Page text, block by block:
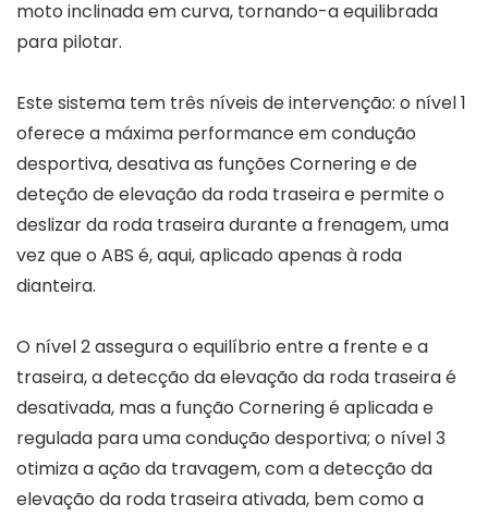
moto inclinada em curva, tornando-a equilibrada
para pilotar.
Este sistema tem três níveis de intervenção: o nível 1
oferece a máxima performance em condução
desportiva, desativa as funções Cornering e de
deteção de elevação da roda traseira e permite o
deslizar da roda traseira durante a frenagem, uma
vez que o ABS é, aqui, aplicado apenas à roda
dianteira.
O nível 2 assegura o equilíbrio entre a frente e a
traseira, a detecção da elevação da roda traseira é
desativada, mas a função Cornering é aplicada e
regulada para uma condução desportiva; o nível 3
otimiza a ação da travagem, com a detecção da
elevação da roda traseira ativada, bem como a